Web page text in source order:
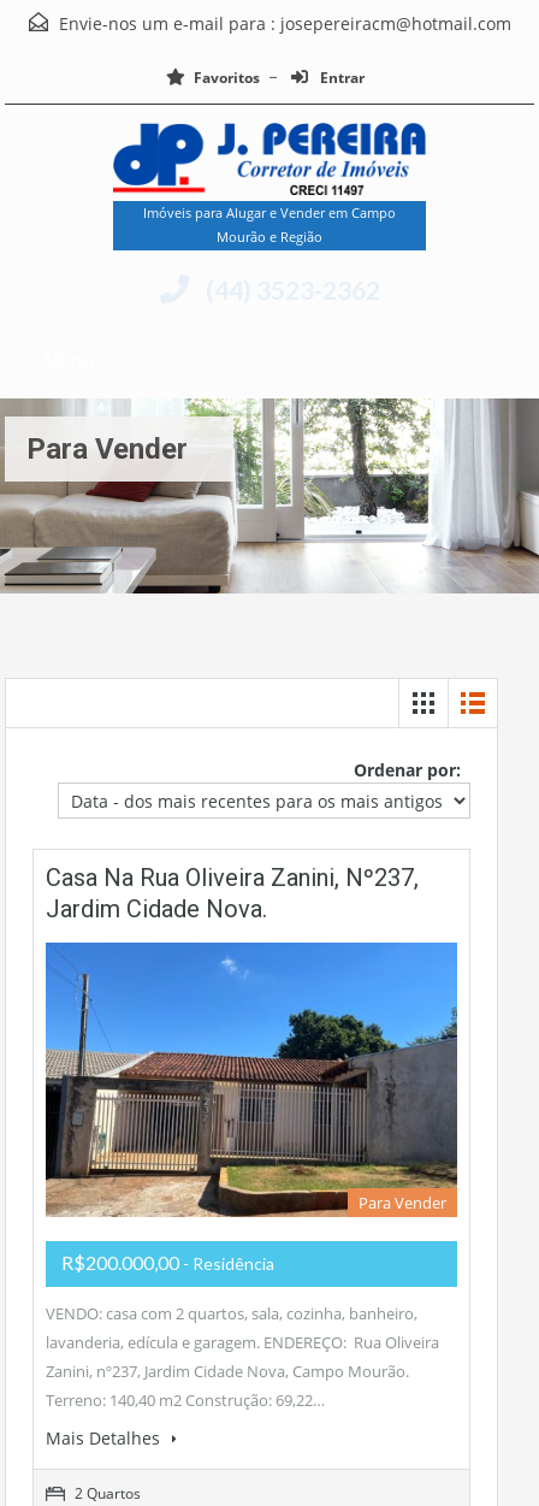
Envie-nos um e-mail para : josepereiracm@hotmail.com
Favoritos Entrar
Imóveis para Alugar e Vender em Campo
Mourão e Região
Para Vender
Ordenar por:
Casa Na Rua Oliveira Zanini, Nº237,
Jardim Cidade Nova.
Para Vender
R$200.000,00 - Residência
VENDO: casa com 2 quartos, sala, cozinha, banheiro,
lavanderia, edícula e garagem. ENDEREÇO: Rua Oliveira
Zanini, nº237, Jardim Cidade Nova, Campo Mourão.
Terreno: 140,40 m2 Construção: 69,22…
Mais Detalhes
2 Quartos